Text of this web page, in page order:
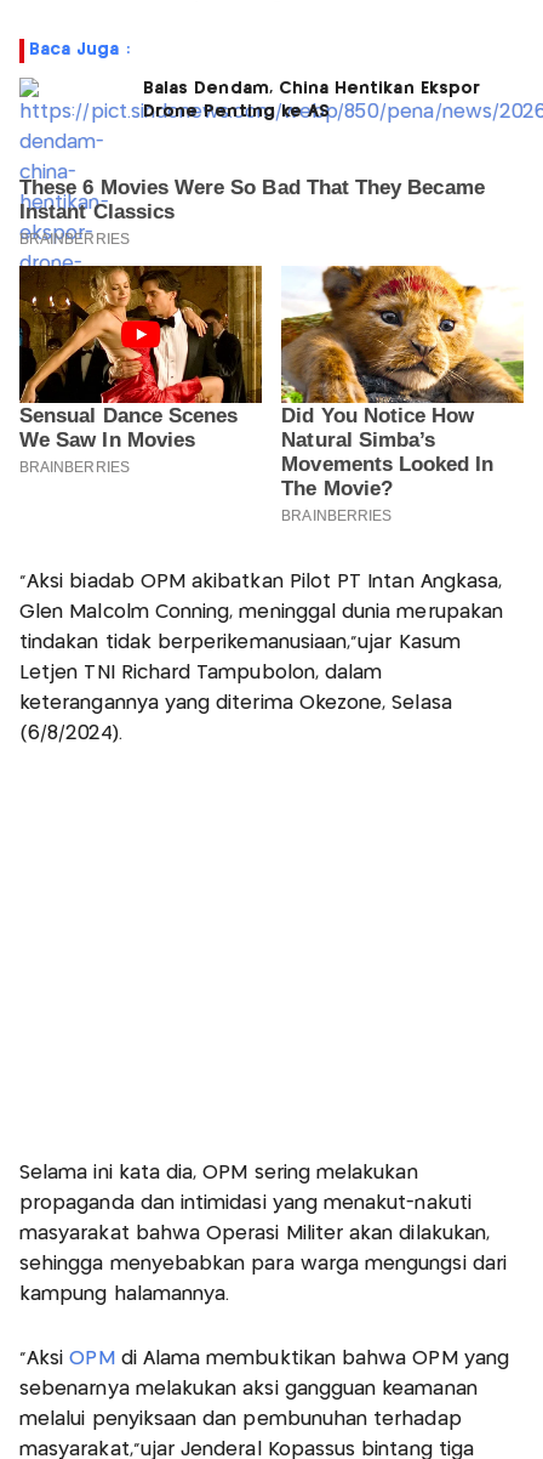
Baca Juga :
Balas Dendam, China Hentikan Ekspor
Drone Penting ke AS
"Aksi biadab OPM akibatkan Pilot PT Intan Angkasa,
Glen Malcolm Conning, meninggal dunia merupakan
tindakan tidak berperikemanusiaan,”ujar Kasum
Letjen TNI Richard Tampubolon, dalam
keterangannya yang diterima Okezone, Selasa
(6/8/2024).
Selama ini kata dia, OPM sering melakukan
propaganda dan intimidasi yang menakut-nakuti
masyarakat bahwa Operasi Militer akan dilakukan,
sehingga menyebabkan para warga mengungsi dari
kampung halamannya.
“AksiOPM di Alama membuktikan bahwa OPM yang
sebenarnya melakukan aksi gangguan keamanan
melalui penyiksaan dan pembunuhan terhadap
masyarakat,”ujar Jenderal Kopassus bintang tiga